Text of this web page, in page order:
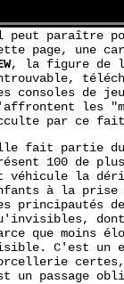
peut paraître
page, une
, la figure de
consoles de
les
par ce fait
fait partie du
100 de
véhicule la
à la prise
principautés
que moins
C'est un
un passage